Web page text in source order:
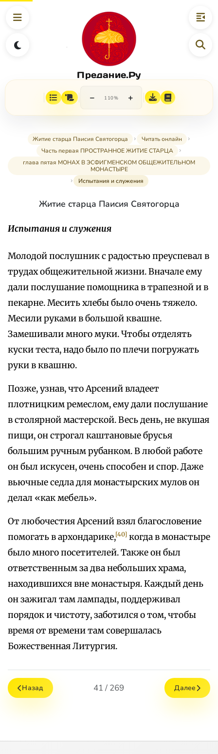
Предание.Ру
− 110% +
Житие старца Паисия Святогорца
Читать онлайн
Часть первая ПРОСТРАННОЕ ЖИТИЕ СТАРЦА
глава пятая МОНАХ В ЭСФИГМЕНСКОМ ОБЩЕЖИТЕЛЬНОМ
МОНАСТЫРЕ
Испытания и служения
Житие старца Паисия Святогорца
Испытания и служения
Молодой послушник с радостью преуспевал в
трудах общежительной жизни. Вначале ему
дали послушание помощника в трапезной и в
пекарне. Месить хлебы было очень тяжело.
Месили руками в большой квашне.
Замешивали много муки. Чтобы отделять
куски теста, надо было по плечи погружать
руки в квашню.
Позже, узнав, что Арсений владеет
плотницким ремеслом, ему дали послушание
в столярной мастерской. Весь день, не вкушая
пищи, он строгал каштановые брусья
большим ручным рубанком. В любой работе
он был искусен, очень способен и спор. Даже
вьючные седла для монастырских мулов он
делал «как мебель».
От любочестия Арсений взял благословение
помогать в архондарике,[40] когда в монастыре
было много посетителей. Также он был
ответственным за два небольших храма,
находившихся вне монастыря. Каждый день
он зажигал там лампады, поддерживал
порядок и чистоту, заботился о том, чтобы
время от времени там совершалась
Божественная Литургия.
Назад 41 / 269 Далее